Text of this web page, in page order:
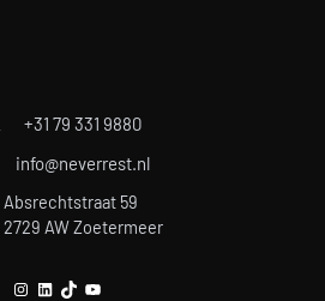
+31 79 331 9880
info@neverrest.nl
Absrechtstraat 59
2729 AW Zoetermeer
Instagram
LinkedIn
TikTokYouTube